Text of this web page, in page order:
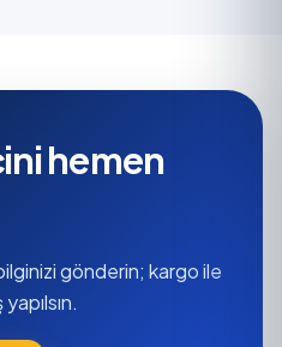
hemen
gönderin; kargo ile